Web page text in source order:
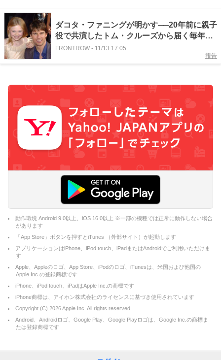
ダコタ・ファニングが明かす──20年前に親子
役で共演したトム・クルーズから届く毎年の
誕生日プレゼントとは
FRONTROW - 11/13 17:05
報告
動作環境 Android 9.0以上、iOS 16.0以上 ※一部の機種では正常に動作しない場合
があります
「App Store」ボタンを押すとiTunes （外部サイト）が起動します
アプリケーションはiPhone、iPod touch、iPadまたはAndroidでご利用いただけま
す
Apple、Appleのロゴ、App Store、iPodのロゴ、iTunesは、米国および他国の
Apple Inc.の登録商標です
iPhone、iPod touch、iPadはApple Inc.の商標です
iPhone商標は、アイホン株式会社のライセンスに基づき使用されています
Copyright (C) 2026Apple Inc. All rights reserved.
Android、Androidロゴ、Google Play、Google Playロゴは、Google Inc.の商標ま
たは登録商標です